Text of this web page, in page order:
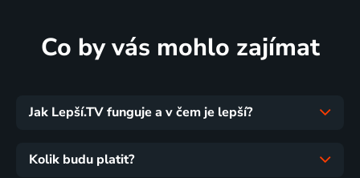
Co by vás mohlo zajímat
Jak Lepší.TV funguje a v čem je lepší?
Kolik budu platit?